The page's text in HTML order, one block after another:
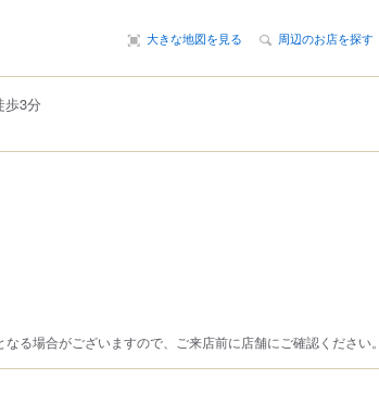
大きな地図を見る 周辺のお店を探す
歩3分
る場合がございますので、ご来店前に店舗にご確認ください。